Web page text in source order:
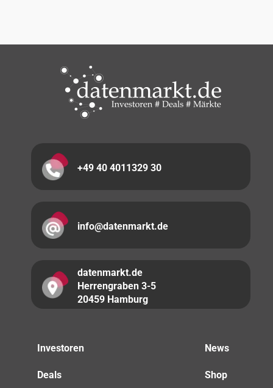
+49 40 4011329 30
info@datenmarkt.de
datenmarkt.de
Herrengraben 3-5
20459 Hamburg
Investoren
Deals
News
Shop